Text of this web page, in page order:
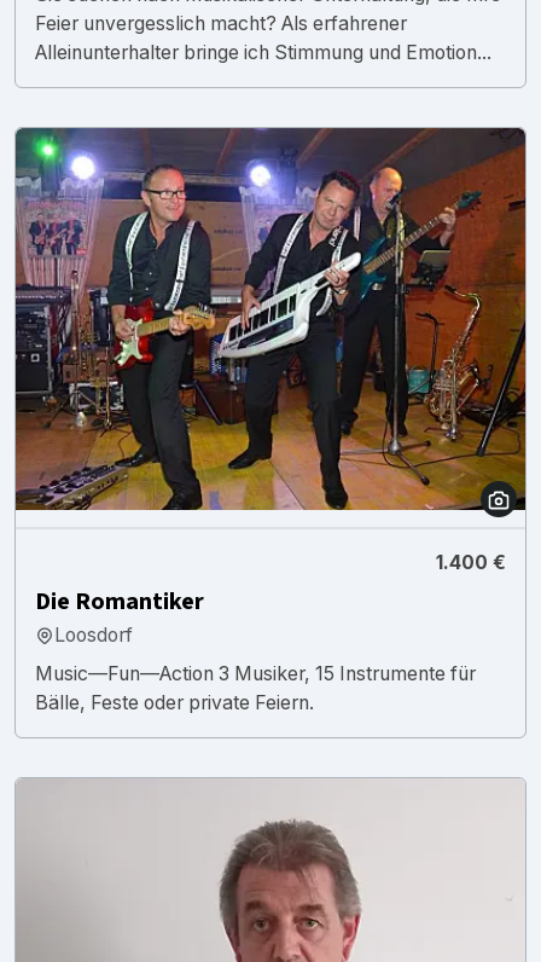
Feier unvergesslich macht? Als erfahrener
Alleinunterhalter bringe ich Stimmung und Emotion...
1.400 €
Die Romantiker
Loosdorf
Music—Fun—Action 3 Musiker, 15 Instrumente für
Bälle, Feste oder private Feiern.